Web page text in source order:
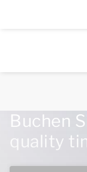
Buchen
quality